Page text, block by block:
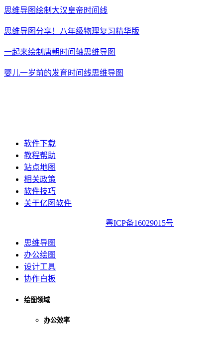
思维导图绘制大汉皇帝时间线
思维导图分享！八年级物理复习精华版
一起来绘制唐朝时间轴思维导图
婴儿一岁前的发育时间线思维导图
软件下载
教程帮助
站点地图
相关政策
软件技巧
关于亿图软件
粤ICP备16029015号
思维导图
办公绘图
设计工具
协作白板
绘图领域
办公效率